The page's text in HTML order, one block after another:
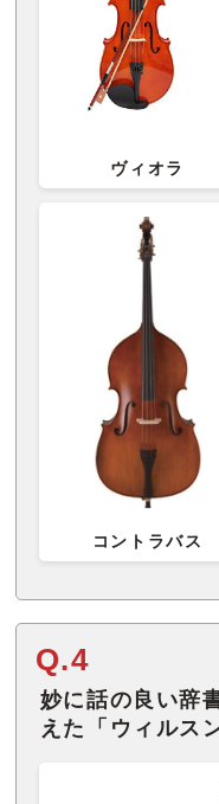
ヴィオラ
コントラバス
Q.4
妙に話の良い辞
えた「ウィルス